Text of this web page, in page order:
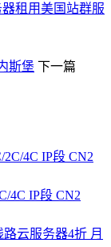
租用美国站群服
斯堡 下一篇
4C IP段 CN2